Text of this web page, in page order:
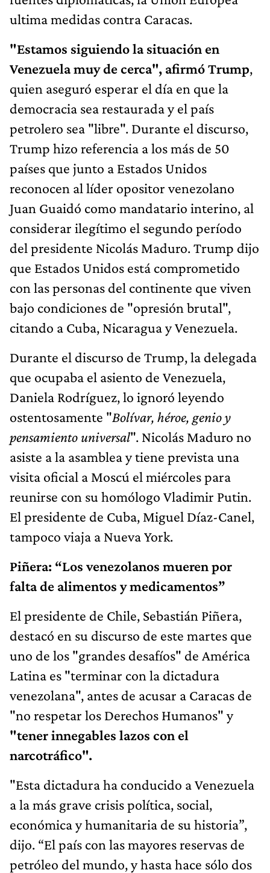
ultima medidas contra Caracas.
"Estamos siguiendo la situación en
Venezuela muy de cerca", afirmó Trump,
quien aseguró esperar el día en que la
democracia sea restaurada y el país
petrolero sea "libre". Durante el discurso,
Trump hizo referencia a los más de 50
países que junto a Estados Unidos
reconocen al líder opositor venezolano
Juan Guaidó como mandatario interino, al
considerar ilegítimo el segundo período
del presidente Nicolás Maduro. Trump dijo
que Estados Unidos está comprometido
con las personas del continente que viven
bajo condiciones de "opresión brutal",
citando a Cuba, Nicaragua y Venezuela.
Durante el discurso de Trump, la delegada
que ocupaba el asiento de Venezuela,
Daniela Rodríguez, lo ignoró leyendo
ostentosamente "Bolívar, héroe, genio y
pensamiento universal". Nicolás Maduro no
asiste a la asamblea y tiene prevista una
visita oficial a Moscú el miércoles para
reunirse con su homólogo Vladimir Putin.
El presidente de Cuba, Miguel Díaz-Canel,
tampoco viaja a Nueva York.
Piñera: “Los venezolanos mueren por
falta de alimentos y medicamentos”
El presidente de Chile, Sebastián Piñera,
destacó en su discurso de este martes que
uno de los "grandes desafíos" de América
Latina es "terminar con la dictadura
venezolana", antes de acusar a Caracas de
"no respetar los Derechos Humanos" y
"tener innegables lazos con el
narcotráfico".
"Esta dictadura ha conducido a Venezuela
a la más grave crisis política, social,
económica y humanitaria de su historia”,
dijo. “El país con las mayores reservas de
petróleo del mundo, y hasta hace sólo dos